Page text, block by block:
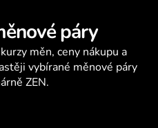
páry
kurzy měn, ceny nákupu a
vybírané měnové páry
ZEN.